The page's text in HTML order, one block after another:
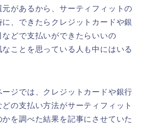
があるから、サーティフィットの
、できたらクレジットカードや銀
どで支払いができたらいいの
ことを思っている人も中にはいる
ジでは、クレジットカードや銀行
の支払い方法がサーティフィット
を調べた結果を記事にさせていた